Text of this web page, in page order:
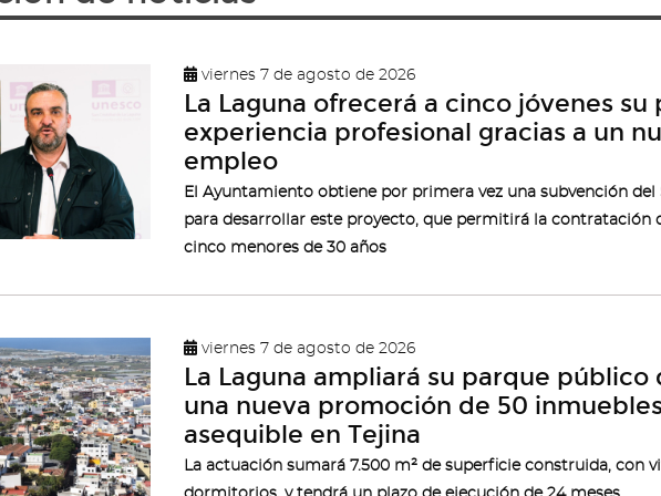
viernes 7 de agosto de 2026
La Laguna ofrecerá a cinco jóvenes su
experiencia profesional gracias a un
empleo
El Ayuntamiento obtiene por primera vez una subvención del
para desarrollar este proyecto, que permitirá la contratación
cinco menores de 30 años
viernes 7 de agosto de 2026
La Laguna ampliará su parque
una nueva promoción de 50
asequible en Tejina
La actuación sumará 7.500 m² de superficie construida, con